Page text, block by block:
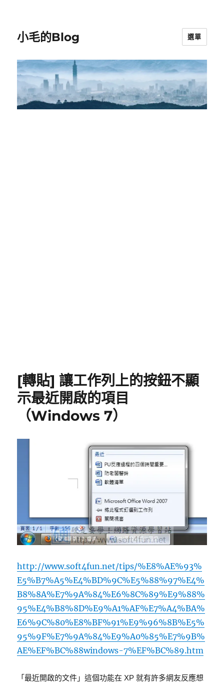
小毛的Blog 選單
[轉貼] 讓工作列上的按鈕不顯
示最近開啟的項目
（Windows 7）
http://www.soft4fun.net/tips/%E8%AE%93%
E5%B7%A5%E4%BD%9C%E5%88%97%E4%
B8%8A%E7%9A%84%E6%8C%89%E9%88%
95%E4%B8%8D%E9%A1%AF%E7%A4%BA%
E6%9C%80%E8%BF%91%E9%96%8B%E5%
95%9F%E7%9A%84%E9%A0%85%E7%9B%
AE%EF%BC%88windows-7%EF%BC%89.htm
「最近開啟的文件」這個功能在 XP 就有許多網友反應想